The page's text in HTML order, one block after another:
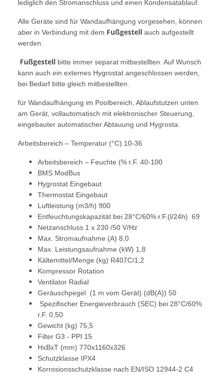
lediglich den Stromanschluss und einen Kondensatablauf.
Alle Geräte sind für Wandaufhängung vorgesehen, können
aber in Verbindung mit dem Fußgestell auch aufgestellt
werden.
Fußgestell bitte immer separat mitbestellten. Auf Wunsch
kann auch ein externes Hygrostat angeschlossen werden,
bei Bedarf bitte gleich mitbestellten.
für Wandaufhängung im Poolbereich, Ablaufstutzen unten
am Gerät, vollautomatisch mit elektronischer Steuerung,
eingebauter automatischer Abtauung und Hygrosta.
Arbeitsbereich – Temperatur (°C) 10-36
Arbeitsbereich – Feuchte (% r.F. 40-100
BMS ModBus
Hygrostat Eingebaut
Thermostat Eingebaut
Luftleistung (m3/h) 900
Entfeuchtungskapazität bei 28°C/60% r.F.(l/24h) 69
Netzanschluss 1 x 230 /50 V/Hz
Max. Stromaufnahme (A) 8,0
Max. Leistungsaufnahme (kW) 1,8
Kältemittel/Menge (kg) R407C/1,2
Kompressor Rotation
Ventilator Radial
Geräuschpegel (1 m vom Gerät) (dB(A)) 50
Spezifischer Energieverbrauch (SEC) bei 28°C/60%
r.F. 0,50
Gewicht (kg) 75,5
Filter G3 - PPI 15
HxBxT (mm) 770x1160x326
Schutzklasse IPX4
Korrosionsschutzklasse nach EN/ISO 12944-2 C4